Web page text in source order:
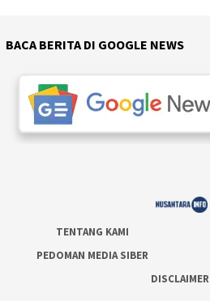
BACA BERITA DI GOOGLE NEWS
TENTANG KAMI
PEDOMAN MEDIA SIBER
DISCLAIMER